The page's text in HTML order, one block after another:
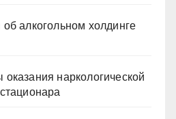
алкогольном холдинге
наркологической